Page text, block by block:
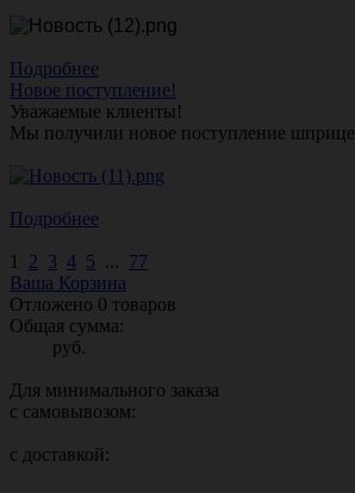
Подробнее
Новое поступление!
Уважаемые клиенты!
Мы получили новое поступление
Подробнее
1 2 3 4 5 ... 77
Ваша Корзина
Отложено 0 товаров
Общая сумма:
руб.
Для минимального заказа
с самовывозом:
с доставкой: